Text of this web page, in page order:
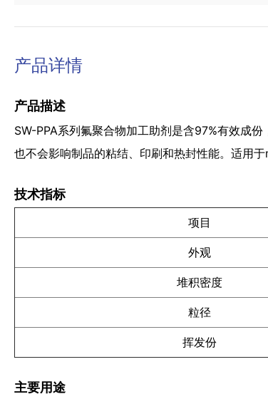
产品详情
产品描述
SW-PPA系列氟聚合物加工助剂是含97%有效成
也不会影响制品的粘结、印刷和热封性能。适用
技术指标
项目
外观
堆积密度
粒径
挥发份
主要用途